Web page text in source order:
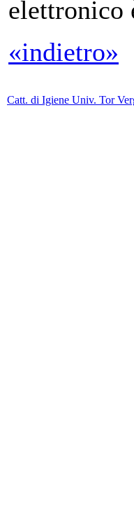
elettronico
«indietro»
Catt. di Igiene Univ. Tor